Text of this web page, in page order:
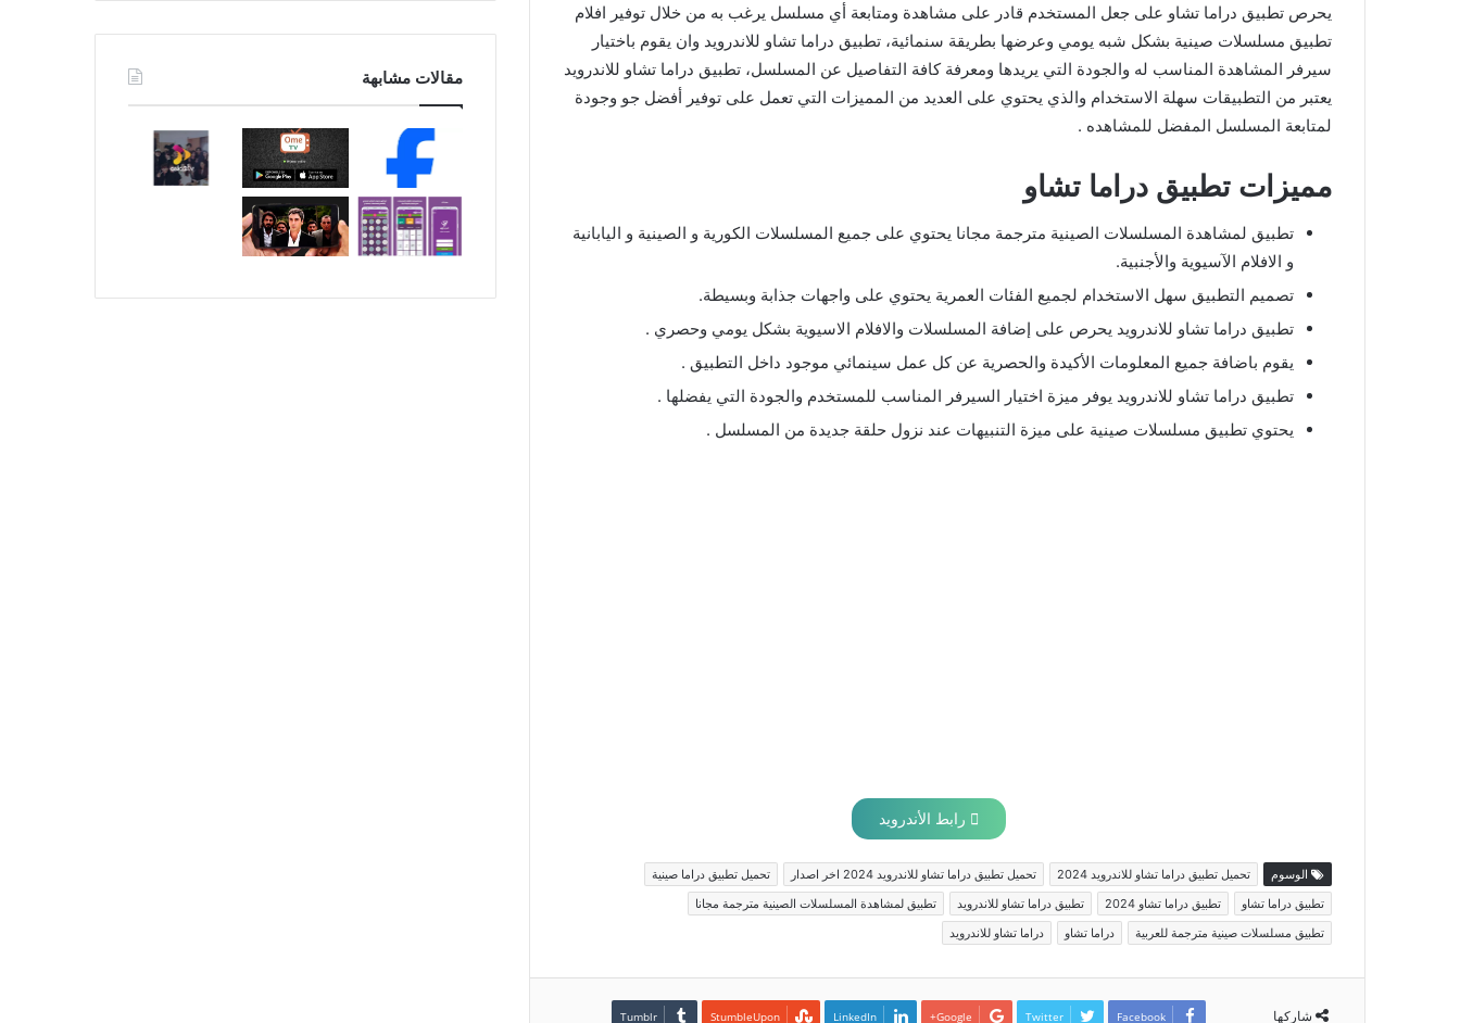
يحرص تطبيق دراما تشاو على جعل المستخدم قادر على مشاهدة ومتابعة أي مسلسل يرغب به من خلال توفير افلام
تطبيق مسلسلات صينية بشكل شبه يومي وعرضها بطريقة سنمائية، تطبيق دراما تشاو للاندرويد وان يقوم باختيار
سيرفر المشاهدة المناسب له والجودة التي يريدها ومعرفة كافة التفاصيل عن المسلسل، تطبيق دراما تشاو للاندرويد
يعتبر من التطبيقات سهلة الاستخدام والذي يحتوي على العديد من المميزات التي تعمل على توفير أفضل جو وجودة
لمتابعة المسلسل المفضل للمشاهده .
مميزات تطبيق دراما تشاو
تطبيق لمشاهدة المسلسلات الصينية مترجمة مجانا يحتوي على جميع المسلسلات الكورية و الصينية و اليابانية
و الافلام الآسيوية والأجنبية.
تصميم التطبيق سهل الاستخدام لجميع الفئات العمرية يحتوي على واجهات جذابة وبسيطة.
تطبيق دراما تشاو للاندرويد يحرص على إضافة المسلسلات والافلام الاسيوية بشكل يومي وحصري .
يقوم باضافة جميع المعلومات الأكيدة والحصرية عن كل عمل سينمائي موجود داخل التطبيق .
تطبيق دراما تشاو للاندرويد يوفر ميزة اختيار السيرفر المناسب للمستخدم والجودة التي يفضلها .
يحتوي تطبيق مسلسلات صينية على ميزة التنبيهات عند نزول حلقة جديدة من المسلسل .
رابط الأندرويد
الوسوم تحميل تطبيق دراما تشاو للاندرويد 2024 تحميل تطبيق دراما تشاو للاندرويد 2024 اخر اصدار
تحميل تطبيق دراما صينية
تطبيق دراما تشاو
تطبيق دراما تشاو 2024 تطبيق دراما تشاو للاندرويد
تطبيق لمشاهدة المسلسلات الصينية مترجمة مجانا
تطبيق مسلسلات صينية مترجمة للعربية
دراما تشاو دراما تشاو للاندرويد
شاركها Facebook
Twitter
Google+
LinkedIn
مقالات مشابهة